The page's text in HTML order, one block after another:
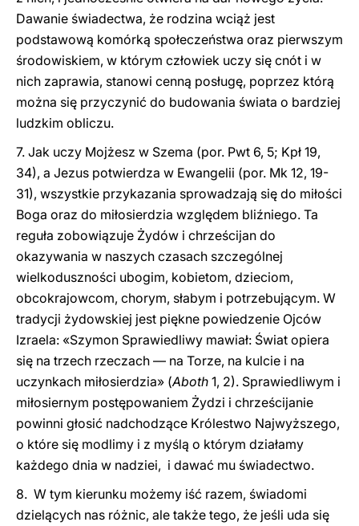
Dawanie świadectwa, że rodzina wciąż jest
podstawową komórką społeczeństwa oraz pierwszym
środowiskiem, w którym człowiek uczy się cnót i w
nich zaprawia, stanowi cenną posługę, poprzez którą
można się przyczynić do budowania świata o bardziej
ludzkim obliczu.
7. Jak uczy Mojżesz w Szema (por. Pwt 6, 5; Kpł 19,
34), a Jezus potwierdza w Ewangelii (por. Mk 12, 19-
31), wszystkie przykazania sprowadzają się do miłości
Boga oraz do miłosierdzia względem bliźniego. Ta
reguła zobowiązuje Żydów i chrześcijan do
okazywania w naszych czasach szczególnej
wielkoduszności ubogim, kobietom, dzieciom,
obcokrajowcom, chorym, słabym i potrzebującym. W
tradycji żydowskiej jest piękne powiedzenie Ojców
Izraela: «Szymon Sprawiedliwy mawiał: Świat opiera
się na trzech rzeczach — na Torze, na kulcie i na
uczynkach miłosierdzia» (Aboth 1, 2). Sprawiedliwym i
miłosiernym postępowaniem Żydzi i chrześcijanie
powinni głosić nadchodzące Królestwo Najwyższego,
o które się modlimy i z myślą o którym działamy
każdego dnia w nadziei, i dawać mu świadectwo.
8. W tym kierunku możemy iść razem, świadomi
dzielących nas różnic, ale także tego, że jeśli uda się